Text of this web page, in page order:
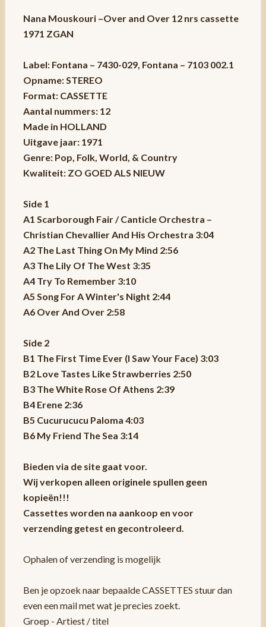
Nana Mouskouri –Over and Over 12 nrs cassette
1971 ZGAN
Label: Fontana – 7430-029, Fontana – 7103 002.1
Opname: STEREO
Format: CASSETTE
Aantal nummers: 12
Made in HOLLAND
Uitgave jaar: 1971
Genre: Pop, Folk, World, & Country
Kwaliteit: ZO GOED ALS NIEUW
Side 1
A1 Scarborough Fair / Canticle Orchestra –
Christian Chevallier And His Orchestra 3:04
A2 The Last Thing On My Mind 2:56
A3 The Lily Of The West 3:35
A4 Try To Remember 3:10
A5 Song For A Winter's Night 2:44
A6 Over And Over 2:58
Side 2
B1 The First Time Ever (I Saw Your Face) 3:03
B2 Love Tastes Like Strawberries 2:50
B3 The White Rose Of Athens 2:39
B4 Erene 2:36
B5 Cucurucucu Paloma 4:03
B6 My Friend The Sea 3:14
Bieden via de site gaat voor.
Wij verkopen alleen originele spullen geen
kopieën!!!
Cassettes worden na aankoop en voor
verzending getest en gecontroleerd.
Ophalen of verzending is mogelijk
Ben je opzoek naar bepaalde CASSETTES stuur dan
even een mail met wat je precies zoekt.
Groep - Artiest / titel